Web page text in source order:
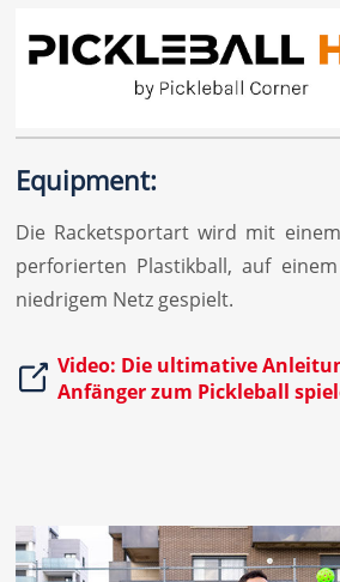
Equipment:
Die Racketsportart wird mit
perforierten Plastikball, auf
niedrigem Netz gespielt.
Video: Die ultimative
Anfänger zum Pickleball